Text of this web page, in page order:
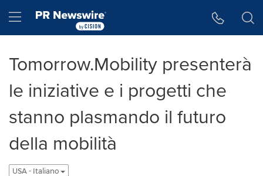
Hamburger menu
Tomorrow.Mobility presenterà
le iniziative e i progetti che
stanno plasmando il futuro
della mobilità
USA - Italiano